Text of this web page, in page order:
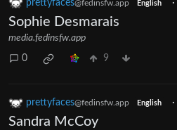
prettyfaces@fedinsfw.app English ·
Sophie Desmarais
media.fedinsfw.app
0 9
prettyfaces@fedinsfw.app English ·
Sandra McCoy